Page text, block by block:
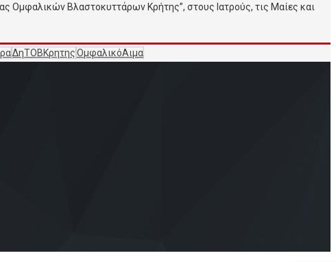
Ομφαλικών Βλαστοκυττάρων Κρήτης”, στους Ιατρούς, τις Μαίες και
ΔηΤΟΒΚρητηςΟμφαλικόΑιμα